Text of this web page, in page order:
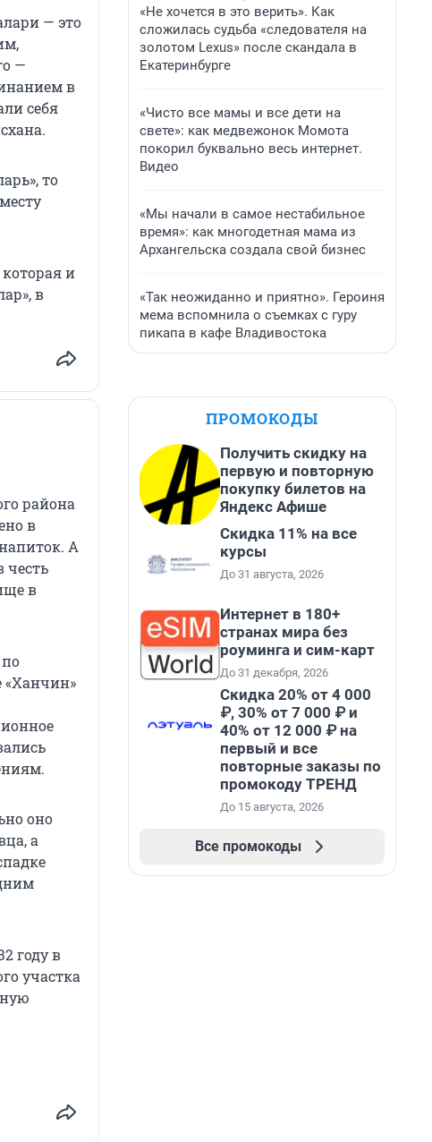
— это
—
в
себя
то
и
в
района
в
А
честь
в
«Ханчин»
оно
а
году в
участка
«Не хочется в это верить». Как
сложилась судьба «следователя на
золотом Lexus» после скандала в
Екатеринбурге
«Чисто все мамы и все дети на
свете»: как медвежонок Момота
покорил буквально весь интернет.
Видео
«Мы начали в самое нестабильное
время»: как многодетная мама из
Архангельска создала свой бизнес
«Так неожиданно и приятно». Героиня
мема вспомнила о съемках с гуру
пикапа в кафе Владивостока
ПРОМОКОДЫ
Получить скидку на
первую и повторную
покупку билетов на
Яндекс Афише
Скидка 11% на все
курсы
До 31 августа, 2026
Интернет в 180+
странах мира без
роуминга и сим-карт
До 31 декабря, 2026
Скидка 20% от 4 000
₽, 30% от 7 000 ₽ и
40% от 12 000 ₽ на
первый и все
повторные заказы по
промокоду ТРЕНД
До 15 августа, 2026
Все промокоды